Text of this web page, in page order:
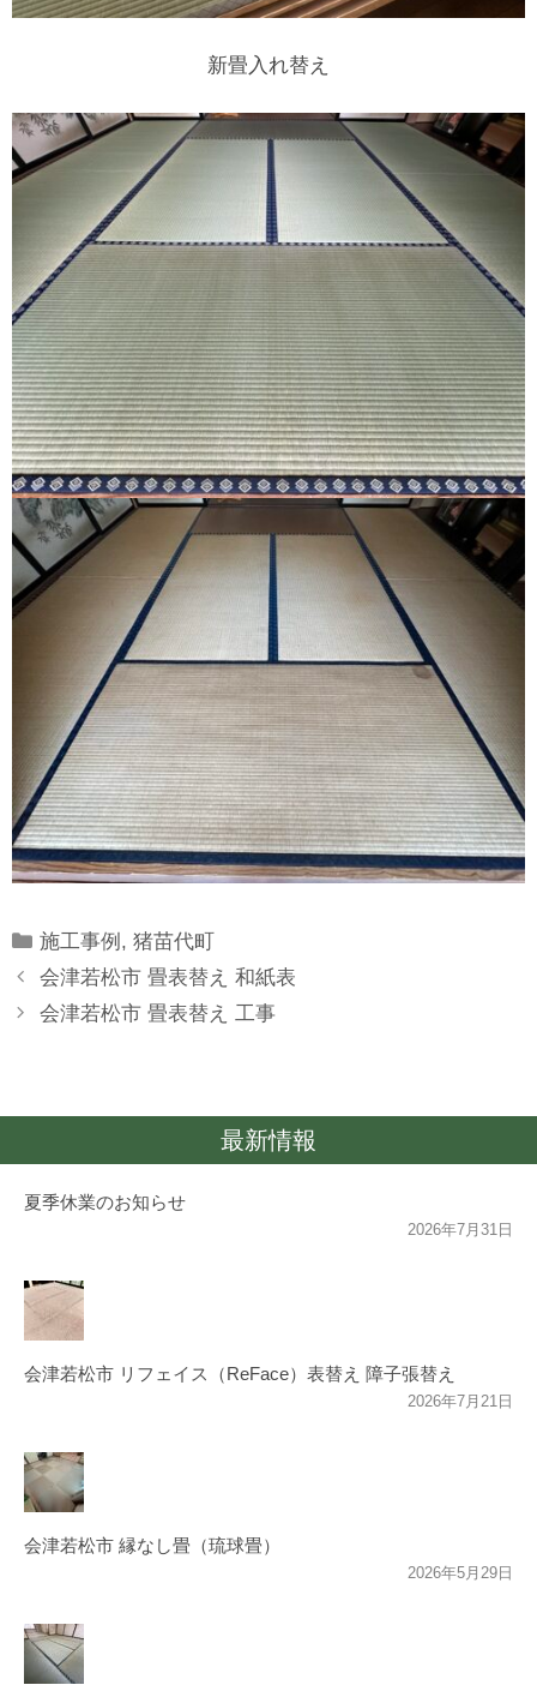
新畳入れ替え
Categories
施工事例 ,猪苗代町
会津若松市 畳表替え 和紙表
会津若松市 畳表替え 工事
最新情報
夏季休業のお知らせ
2026年7月31日
会津若松市 リフェイス（ReFace）表替え 障子張替え
2026年7月21日
会津若松市 縁なし畳（琉球畳）
2026年5月29日